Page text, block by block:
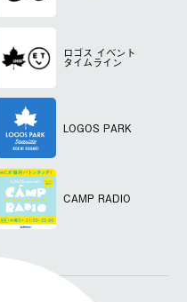
ロゴス イベント
タイムライン
LOGOS PARK
CAMP RADIO